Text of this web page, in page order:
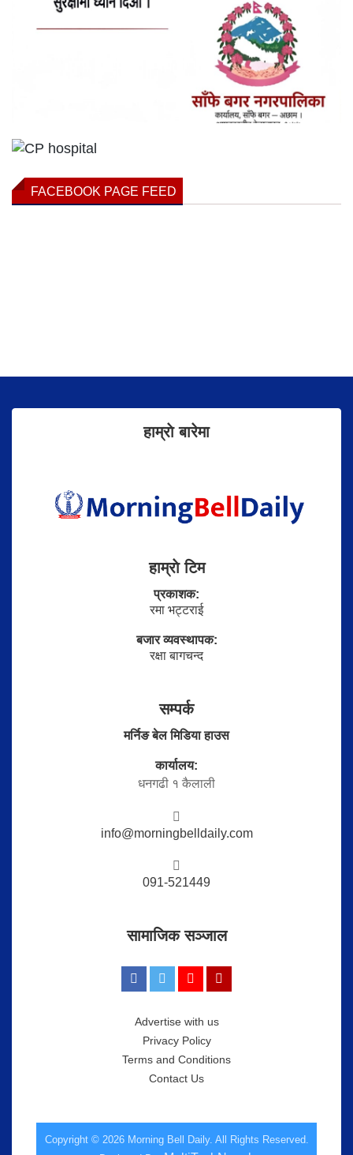
FACEBOOK PAGE FEED
हाम्राे बारेमा
हाम्राे टिम
प्रकाशक:
रमा भट्टराई
बजार व्यवस्थापक:
रक्षा बागचन्द
सम्पर्क
मर्निङ बेल मिडिया हाउस
कार्यालय:
धनगढी १ कैलाली
info@morningbelldaily.com
091-521449
सामाजिक सञ्जाल
Advertise with us
Privacy Policy
Terms and Conditions
Contact Us
Copyright © 2026 Morning Bell Daily. All Rights Reserved.